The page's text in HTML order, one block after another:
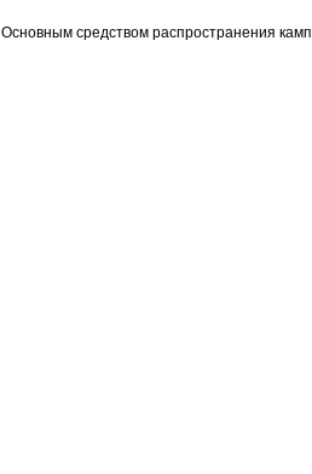
Основным средством распространения